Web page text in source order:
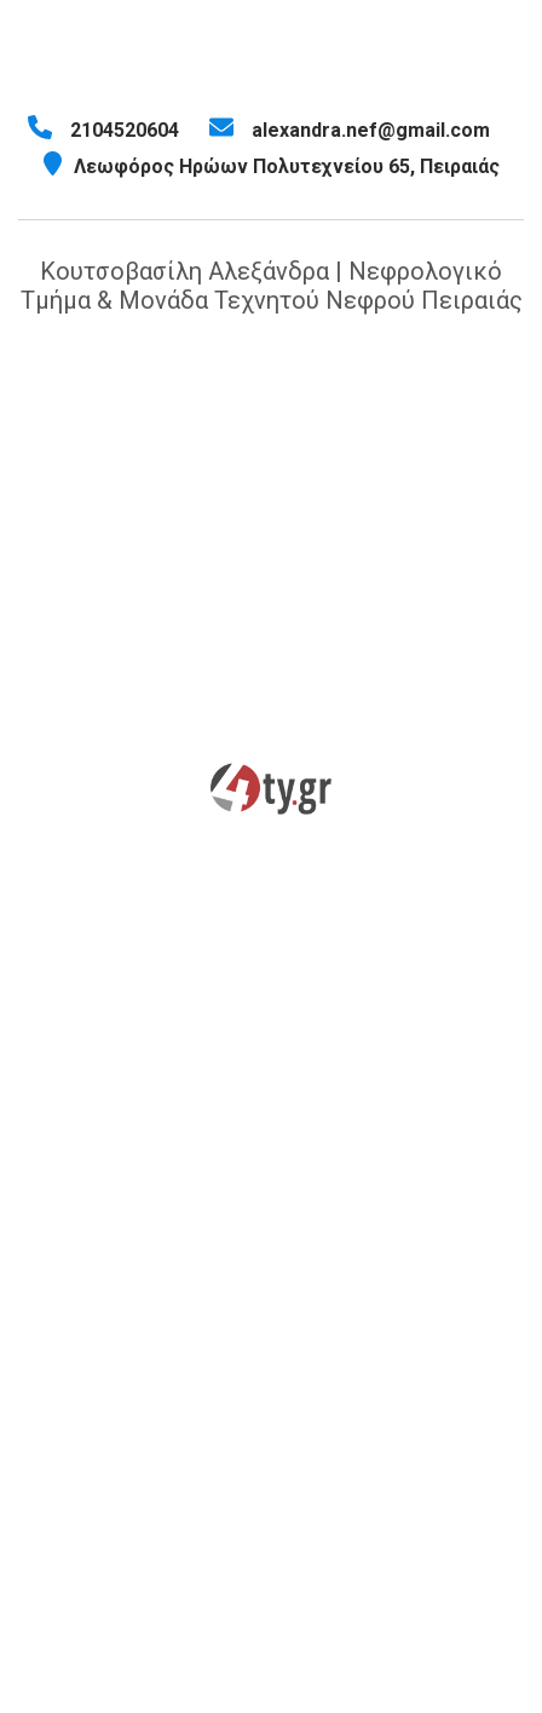
Κουτσοβασίλη Αλεξάνδρα | Νεφρολογικό
Τμήμα & Μονάδα Τεχνητού Νεφρού Πειραιάς
2104520604
alexandra.nef@gmail.com
Λεωφόρος Ηρώων Πολυτεχνείου 65, Πειραιάς